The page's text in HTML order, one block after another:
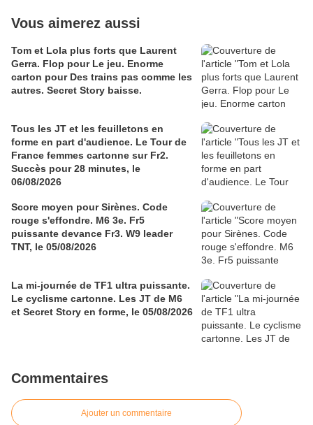
Vous aimerez aussi
Tom et Lola plus forts que Laurent
Gerra. Flop pour Le jeu. Enorme
carton pour Des trains pas comme les
autres. Secret Story baisse.
Tous les JT et les feuilletons en
forme en part d'audience. Le Tour de
France femmes cartonne sur Fr2.
Succès pour 28 minutes, le
06/08/2026
Score moyen pour Sirènes. Code
rouge s'effondre. M6 3e. Fr5
puissante devance Fr3. W9 leader
TNT, le 05/08/2026
La mi-journée de TF1 ultra puissante.
Le cyclisme cartonne. Les JT de M6
et Secret Story en forme, le 05/08/2026
Commentaires
Ajouter un commentaire